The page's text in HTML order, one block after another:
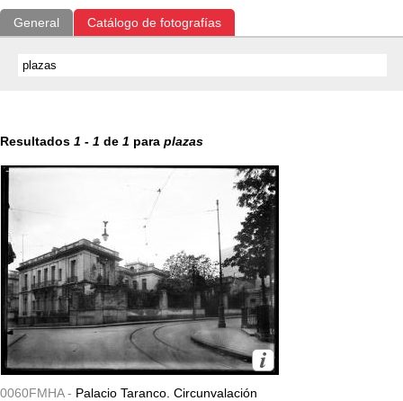
General Catálogo de fotografías
Resultados 1 - 1 de 1 para plazas
0060FMHA - Palacio Taranco. Circunvalación